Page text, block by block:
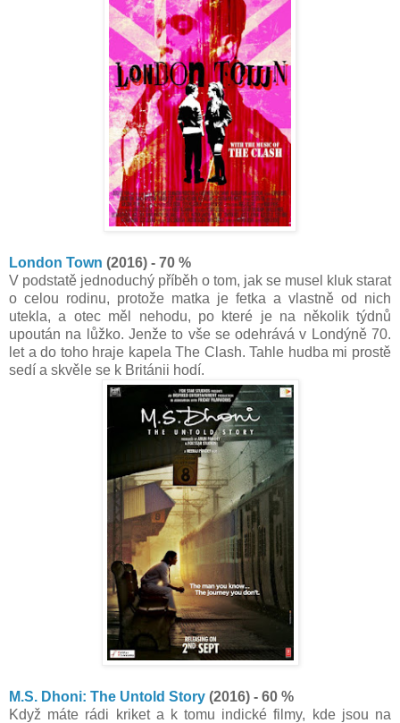
London Town (2016) - 70 %
V podstatě jednoduchý příběh o tom, jak se musel kluk starat
o celou rodinu, protože matka je fetka a vlastně od nich
utekla, a otec měl nehodu, po které je na několik týdnů
upoután na lůžko. Jenže to vše se odehrává v Londýně 70.
let a do toho hraje kapela The Clash. Tahle hudba mi prostě
sedí a skvěle se k Británii hodí.
M.S. Dhoni: The Untold Story (2016) - 60 %
Když máte rádi kriket a k tomu indické filmy, kde jsou na